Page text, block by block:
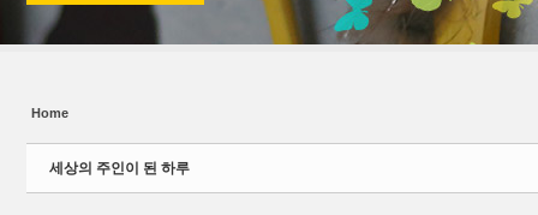
Home
세상의 주인이 된 하루